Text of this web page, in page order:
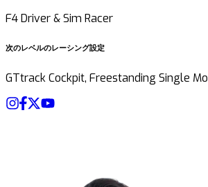
F4 Driver & Sim Racer
次のレベルのレーシング設定
GTtrack Cockpit, Freestanding Single